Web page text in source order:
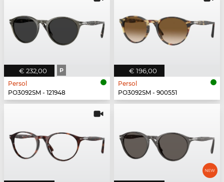
€ 232,00 P
Persol
PO3092SM - 121948
€ 196,00
Persol
PO3092SM - 900551